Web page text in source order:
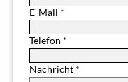
E-Mail *
Telefon *
Nachricht *